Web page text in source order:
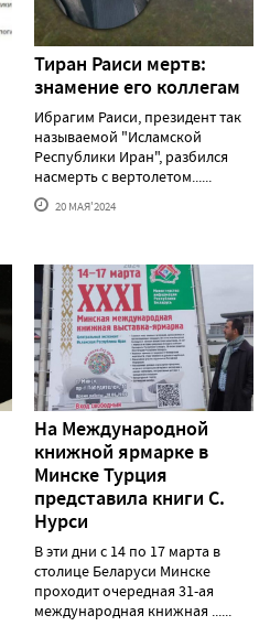
Тиран Раиси мертв:
знамение его коллегам
Ибрагим Раиси, президент так
называемой "Исламской
Республики Иран", разбился
насмерть с вертолетом......
20 МАЯ'2024
На Международной
книжной ярмарке в
Минске Турция
представила книги С.
Нурси
В эти дни с 14 по 17 марта в
столице Беларуси Минске
проходит очередная 31-ая
международная книжная ......